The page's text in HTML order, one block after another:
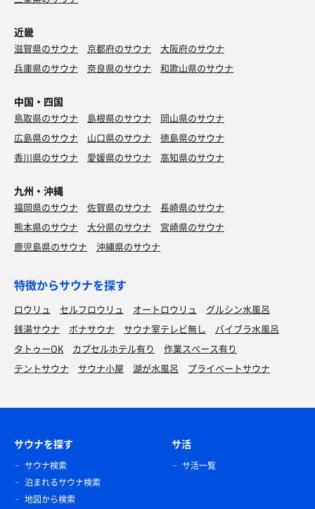
近畿
滋賀県のサウナ 京都府のサウナ
大阪府のサウナ
兵庫県のサウナ
奈良県のサウナ 和歌山県のサウナ
中国・四国
鳥取県のサウナ 島根県のサウナ
岡山県のサウナ
広島県のサウナ
山口県のサウナ
徳島県のサウナ
香川県のサウナ
愛媛県のサウナ 高知県のサウナ
九州・沖縄
福岡県のサウナ 佐賀県のサウナ
長崎県のサウナ
熊本県のサウナ
大分県のサウナ
宮崎県のサウナ
鹿児島県のサウナ
沖縄県のサウナ
特徴からサウナを探す
ロウリュ セルフロウリュ オートロウリュ
グルシン水風呂
銭湯サウナ
ボナサウナ サウナ室テレビ無し
バイブラ水風呂
タトゥーOK
カプセルホテル有り
作業スペース有り
テントサウナ
サウナ小屋 湖が水風呂 プライベートサウナ
サウナを探す
サウナ検索
泊まれるサウナ検索
地図から検索
サ活
サ活一覧